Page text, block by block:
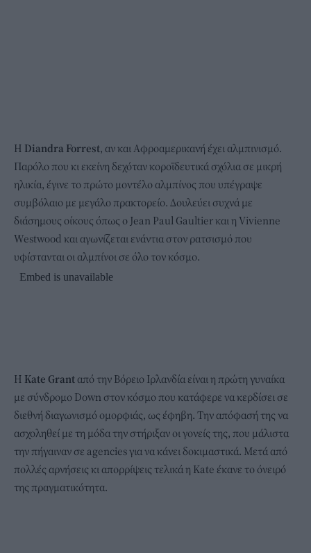
Η Diandra Forrest, αν και Αφροαμερικανή έχει αλμπινισμό.
Παρόλο που κι εκείνη δεχόταν κοροϊδευτικά σχόλια σε μικρή
ηλικία, έγινε το πρώτο μοντέλο αλμπίνος που υπέγραψε
συμβόλαιο με μεγάλο πρακτορείο. Δουλεύει συχνά με
διάσημους οίκους όπως ο Jean Paul Gaultier και η Vivienne
Westwood και αγωνίζεται ενάντια στον ρατσισμό που
υφίστανται οι αλμπίνοι σε όλο τον κόσμο.
Η Kate Grant από την Βόρειο Ιρλανδία είναι η πρώτη γυναίκα
με σύνδρομο Down στον κόσμο που κατάφερε να κερδίσει σε
διεθνή διαγωνισμό ομορφιάς, ως έφηβη. Την απόφασή της να
ασχοληθεί με τη μόδα την στήριξαν οι γονείς της, που μάλιστα
την πήγαιναν σε agencies για να κάνει δοκιμαστικά. Μετά από
πολλές αρνήσεις κι απορρίψεις τελικά η Kate έκανε το όνειρό
της πραγματικότητα.